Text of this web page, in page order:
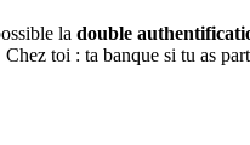
la double
toi : ta banque si tu as